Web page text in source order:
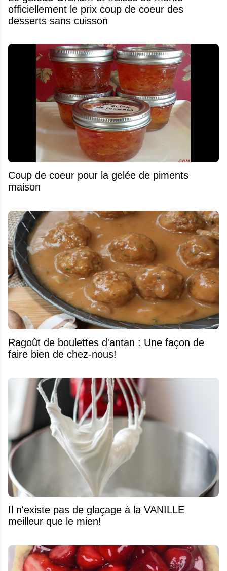
officiellement le prix coup de coeur des
desserts sans cuisson
Coup de coeur pour la gelée de piments
maison
Ragoût de boulettes d'antan : Une façon de
faire bien de chez-nous!
Il n'existe pas de glaçage à la VANILLE
meilleur que le mien!